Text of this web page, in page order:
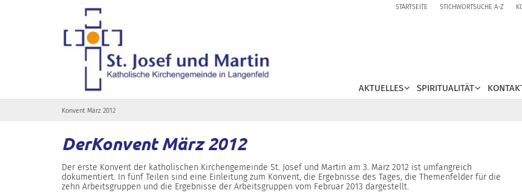
STARTSEITE STICHWORTSUCHE A-Z
AKTUELLES SPIRITUALITÄT
Konvent März 2012
DerKonvent März 2012
Der erste Konvent der katholischen Kirchengemeinde St. Josef und Martin am 3. März 2012 ist umfangreich
dokumentiert. In fünf Teilen sind eine Einleitung zum Konvent, die Ergebnisse des Tages, die Themenfelder für die
zehn Arbeitsgruppen und die Ergebnisse der Arbeitsgruppen vom Februar 2013 dargestellt.